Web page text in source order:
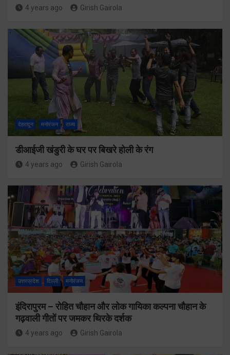
4 years ago Girish Gairola
देहरादून मनोरंजन राज्य
डीआईजी खंडुरी के घर पर बिखरे होली के रंग
4 years ago Girish Gairola
उत्तरप्रदेश दिल्ली मनोरंजन
इंदिरापुरम – रोहित चौहान और लोक गायिका कल्पना चौहान के
गढ़वाली गीतों पर जमकर थिरके दर्शक
4 years ago Girish Gairola